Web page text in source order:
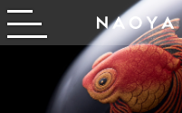
Open/close menu